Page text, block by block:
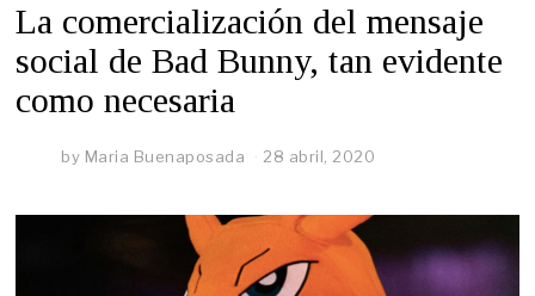
La comercialización del mensaje
social de Bad Bunny, tan evidente
como necesaria
by Maria Buenaposada 28 abril, 2020